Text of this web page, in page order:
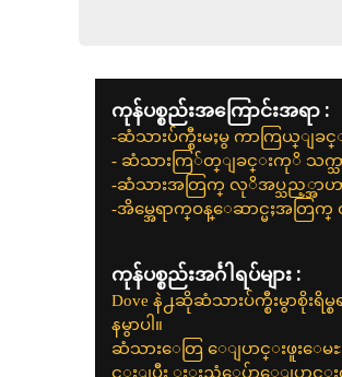
ကုန်ပစ္စည်းအကြောင်းအရာ :
-ဆံသားပ်က္စီးမႈမွ ကာကြယ္ျခ
- ဆံသားကြ်တ္ျခင္းကုိ သက္သ
-ဆံသားအတြက္ လုိအပ္သည့္အာဟာ
-အိမ္အေရာက္ဝန္ေဆာင္မႈအတြက္
ကုန်ပစ္စည်းအင်္ဂါရပ်များ :
Dove နဲ႕ဆိုဆံသားပ်က္စီးမွာ
နမွာပါ။
ဆံသားေတြ ေျပာင္းဖူးေမႊး
င္းျပီး ႏူးညံ့ေပ်ာ့ေျပာင္း